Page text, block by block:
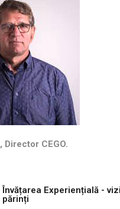
, Director CEGO.
Învățarea Experiențială -
părinți